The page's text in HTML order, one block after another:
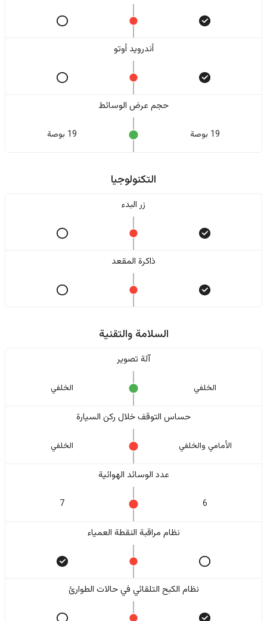
أندرويد أوتو
حجم عرض الوسائط
19 بوصة 19 بوصة
التكنولوجيا
زر البدء
ذاكرة المقعد
السلامة والتقنية
آلة تصوير
الخلفي الخلفي
حساس التوقف خلال ركن السيارة
الأمامي والخلفي الخلفي
عدد الوسائد الهوائية
6
7
نظام مراقبة النقطة العمياء
نظام الكبح التلقائي في حالات الطوارئ